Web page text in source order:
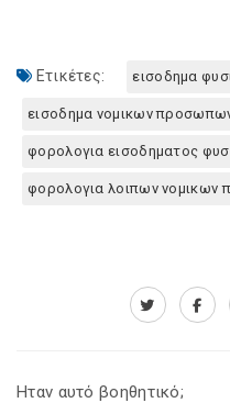
Ετικέτες: εισοδημα
εισοδημα νομικων
φορολογια εισοδηματος
φορολογια λοιπων νομικων
Ηταν αυτό βοηθητικό;